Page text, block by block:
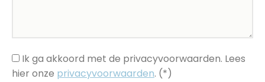
Ik ga akkoord met de privacyvoorwaarden. Lees
hier onze privacyvoorwaarden. (*)